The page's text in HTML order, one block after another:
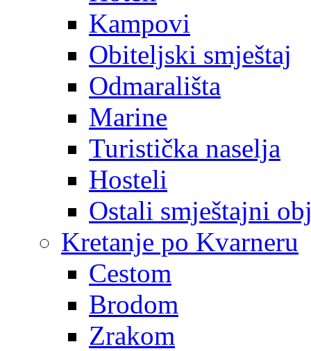
Kampovi
Obiteljski smještaj
Odmarališta
Marine
Turistička naselja
Hosteli
Ostali smještajni
Kretanje po Kvarneru
Cestom
Brodom
Zrakom